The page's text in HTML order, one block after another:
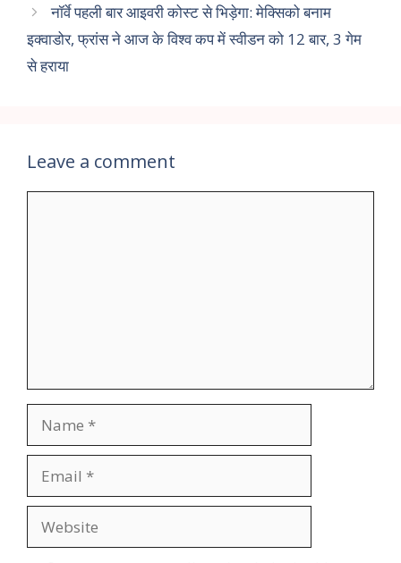
नॉर्वे पहली बार आइवरी कोस्ट से भिड़ेगा: मेक्सिको बनाम
इक्वाडोर, फ्रांस ने आज के विश्व कप में स्वीडन को 12 बार, 3 गेम
से हराया
Leave a comment